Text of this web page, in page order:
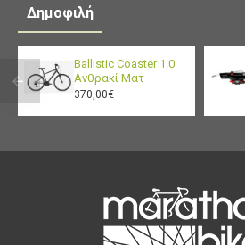
Δημοφιλή
Ballistic Coaster 1.0
Ανθρακί Ματ
370,00€